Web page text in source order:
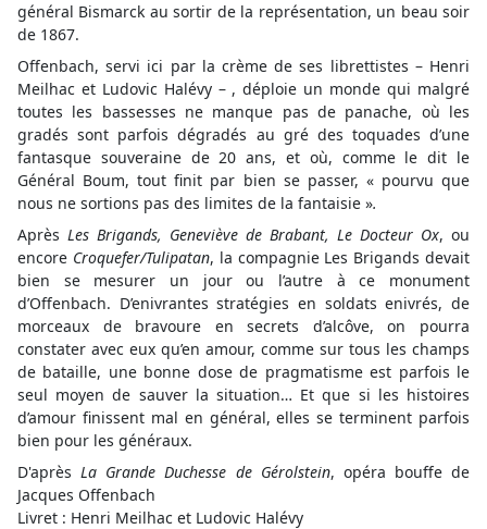
général Bismarck au sortir de la représentation, un beau soir
de 1867.
Offenbach, servi ici par la crème de ses librettistes – Henri
Meilhac et Ludovic Halévy – , déploie un monde qui malgré
toutes les bassesses ne manque pas de panache, où les
gradés sont parfois dégradés au gré des toquades d’une
fantasque souveraine de 20 ans, et où, comme le dit le
Général Boum, tout finit par bien se passer, « pourvu que
nous ne sortions pas des limites de la fantaisie ».
Après Les Brigands, Geneviève de Brabant, Le Docteur Ox, ou
encore Croquefer/Tulipatan, la compagnie Les Brigands devait
bien se mesurer un jour ou l’autre à ce monument
d’Offenbach. D’enivrantes stratégies en soldats enivrés, de
morceaux de bravoure en secrets d’alcôve, on pourra
constater avec eux qu’en amour, comme sur tous les champs
de bataille, une bonne dose de pragmatisme est parfois le
seul moyen de sauver la situation… Et que si les histoires
d’amour finissent mal en général, elles se terminent parfois
bien pour les généraux.
D'aprèsLa Grande Duchesse de Gérolstein, opéra bouffe de
Jacques Offenbach
Livret : Henri Meilhac et Ludovic Halévy